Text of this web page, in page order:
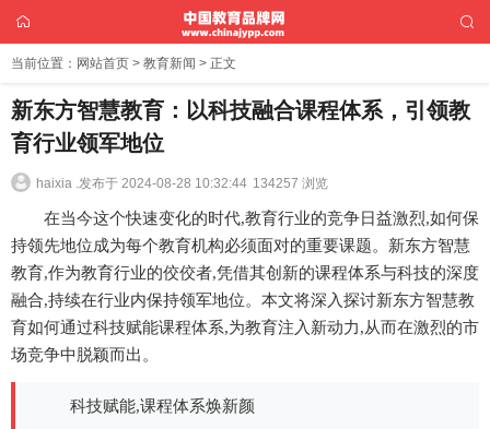
当前位置： 网站首页 > 教育新闻 > 正文
新东方智慧教育：以科技融合课程体系，引领教
育行业领军地位
haixia .发布于 2024-08-28 10:32:44 134257 浏览
在当今这个快速变化的时代,教育行业的竞争日益激烈,如何保
持领先地位成为每个教育机构必须面对的重要课题。新东方智慧
教育,作为教育行业的佼佼者,凭借其创新的课程体系与科技的深度
融合,持续在行业内保持领军地位。本文将深入探讨新东方智慧教
育如何通过科技赋能课程体系,为教育注入新动力,从而在激烈的市
场竞争中脱颖而出。
科技赋能,课程体系焕新颜